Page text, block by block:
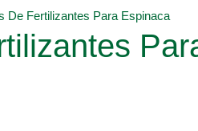
De Fertilizantes Para Espinaca